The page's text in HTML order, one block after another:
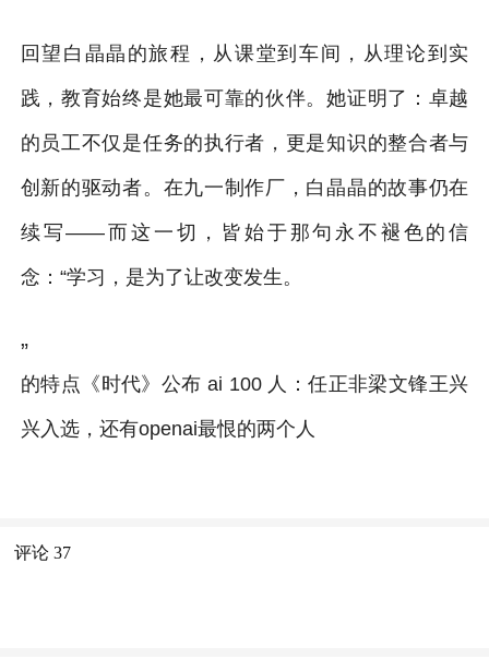
回望白晶晶的旅程，从课堂到车间，从理论到实
践，教育始终是她最可靠的伙伴。她证明了：卓越
的员工不仅是任务的执行者，更是知识的整合者与
创新的驱动者。在九一制作厂，白晶晶的故事仍在
续写——而这一切，皆始于那句永不褪色的信
念：“学习，是为了让改变发生。
”
的特点《时代》公布 ai 100 人：任正非梁文锋王兴
兴入选，还有openai最恨的两个人
评论 37